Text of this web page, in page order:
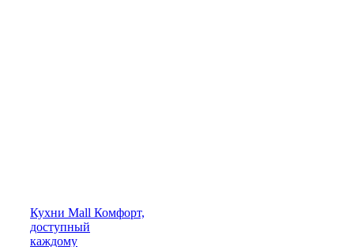
Кухни Mall Комфорт,
доступный
каждому